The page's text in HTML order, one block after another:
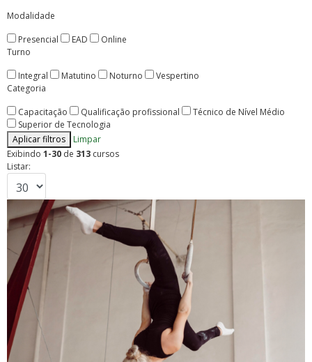
Modalidade
Presencial
EAD
Online
Turno
Integral
Matutino Noturno
Vespertino
Categoria
Capacitação
Qualificação profissional
Técnico de Nível Médio
Superior de Tecnologia
Aplicar filtros
Limpar
Exibindo 1-30 de 313 cursos
Listar: